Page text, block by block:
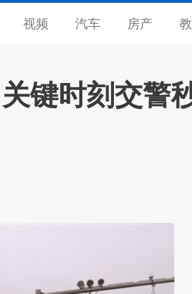
视频 汽车 房产
键时刻交警